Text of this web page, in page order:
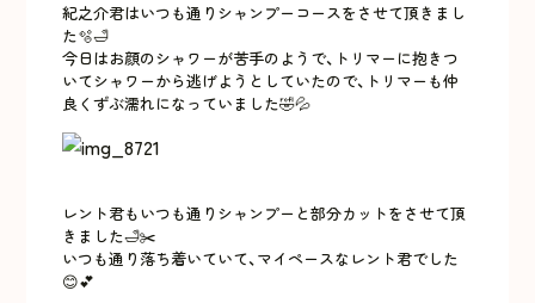
紀之介君はいつも通りシャンプーコースをさせて頂きまし
た🫧🛁
今日はお顔のシャワーが苦手のようで、トリマーに抱きつ
いてシャワーから逃げようとしていたので、トリマーも仲
良くずぶ濡れになっていました🤣💦
レント君もいつも通りシャンプーと部分カットをさせて頂
きました🛁✂️
いつも通り落ち着いていて、マイペースなレント君でした
😊💕